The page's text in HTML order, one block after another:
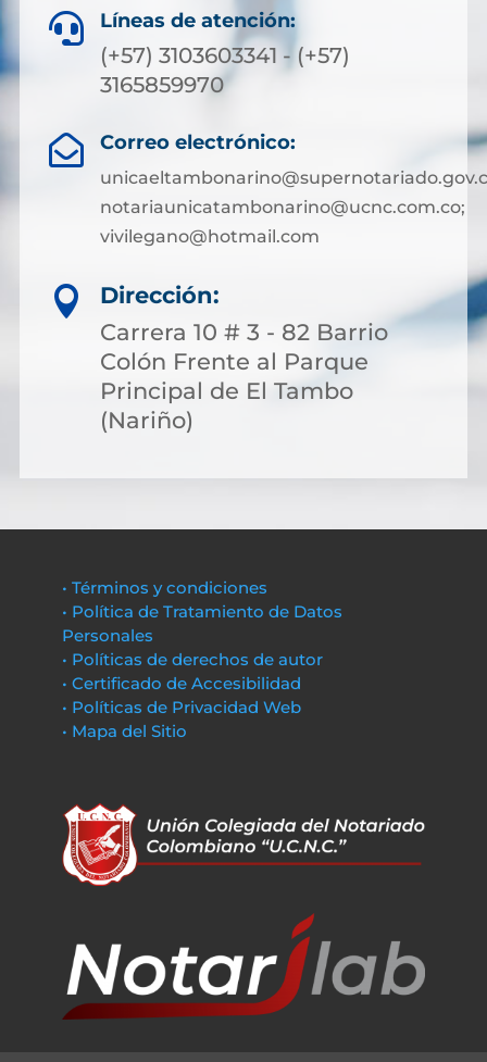
 Líneas de atención:
(+57) 3103603341 - (+57)
3165859970
 Correo electrónico:
notariaunicatambonarino@ucnc.com.co;
vivilegano@hotmail.com

Dirección:
Carrera 10 # 3 - 82 Barrio
Colón Frente al Parque
Principal de El Tambo
(Nariño)
• Términos y condiciones
• Política de Tratamiento de Datos
Personales
• Políticas de derechos de autor
• Certificado de Accesibilidad
• Políticas de Privacidad Web
• Mapa del Sitio